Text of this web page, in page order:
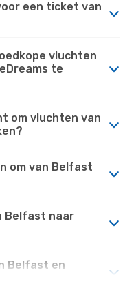
een ticket van
vluchten
te
om vluchten van
om van Belfast
Belfast naar
Belfast en